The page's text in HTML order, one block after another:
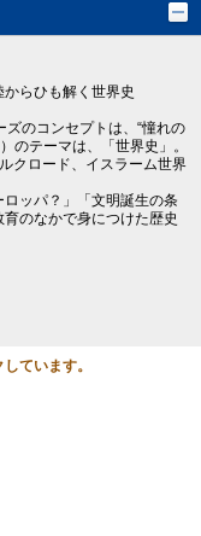
らひも解く世界史
のコンセプトは、“憧れの
のテーマは、「世界史」。
クロード、イスラーム世界
ロッパ？」「文明誕生の条
のなかで身につけた歴史
ています。